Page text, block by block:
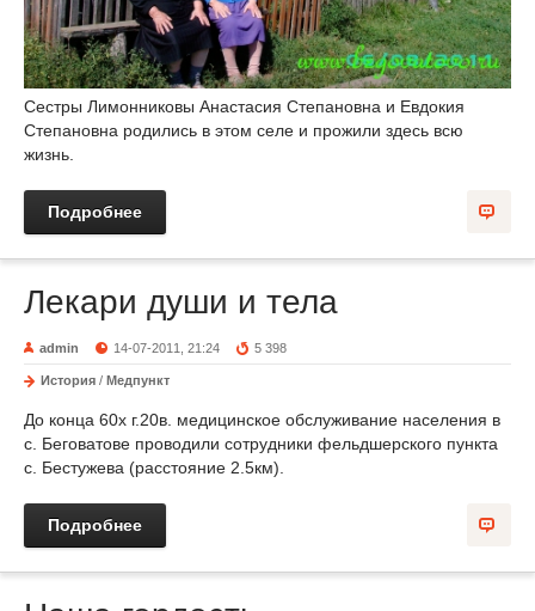
Сестры Лимонниковы Анастасия Степановна и Евдокия
Степановна родились в этом селе и прожили здесь всю
жизнь.
Подробнее
Лекари души и тела
admin 14-07-2011, 21:24 5 398
История / Медпункт
До конца 60х г.20в. медицинское обслуживание населения в
с. Беговатове проводили сотрудники фельдшерского пункта
с. Бестужева (расстояние 2.5км).
Подробнее